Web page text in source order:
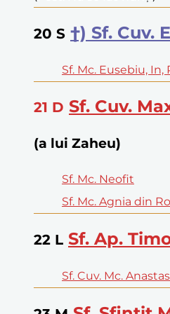
20 S †) Sf. Cuv.
Sf. Mc. Eusebiu, In,
21 D Sf. Cuv.
(a lui Zaheu)
Sf. Mc. Neofit
Sf. Mc. Agnia din
22 L Sf. Ap.
Sf. Cuv. Mc.